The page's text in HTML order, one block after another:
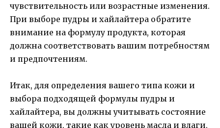
чувствительность или возрастные изменения.
При выборе пудры и хайлайтера обратите
внимание на формулу продукта, которая
должна соответствовать вашим потребностям
и предпочтениям.
Итак, для определения вашего типа кожи и
выбора подходящей формулы пудры и
хайлайтера, вы должны учитывать состояние
вашей кожи, такие как уровень масла и влаги,